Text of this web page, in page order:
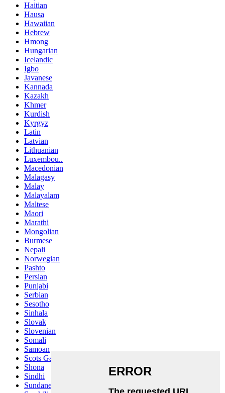
Haitian
Hausa
Hawaiian
Hebrew
Hmong
Hungarian
Icelandic
Igbo
Javanese
Kannada
Kazakh
Khmer
Kurdish
Kyrgyz
Latin
Latvian
Lithuanian
Luxembou..
Macedonian
Malagasy
Malay
Malayalam
Maltese
Maori
Marathi
Mongolian
Burmese
Nepali
Norwegian
Pashto
Persian
Punjabi
Serbian
Sesotho
Sinhala
Slovak
Slovenian
Somali
Samoan
Scots Gaelic
Shona
Sindhi
Sundanese